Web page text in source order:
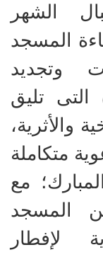
الشهر
المسجد
وتجديد
التى تليق
والأثرية،
متكاملة
مع
المسجد
لإفطار